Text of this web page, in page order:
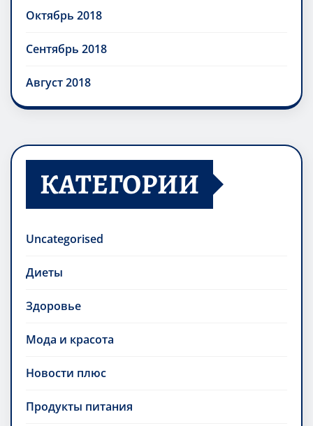
Октябрь 2018
Сентябрь 2018
Август 2018
КАТЕГОРИИ
Uncategorised
Диеты
Здоровье
Мода и красота
Новости плюс
Продукты питания